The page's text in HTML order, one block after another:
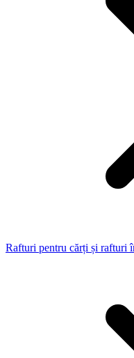
Rafturi pentru cărți și rafturi